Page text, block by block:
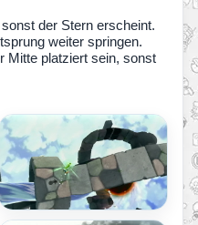
der Stern erscheint.
weiter springen.
Mitte platziert sein, sonst